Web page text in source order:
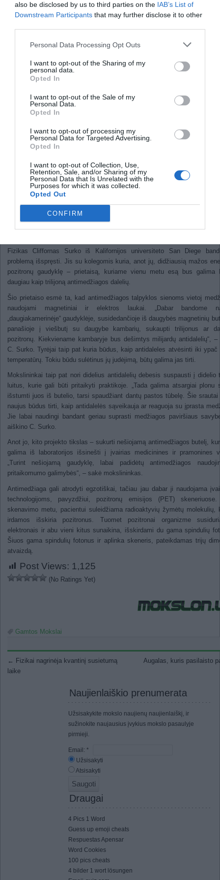
also be disclosed by us to third parties on the IAB’s List of
Downstream Participants that may further disclose it to other
Personal Data Processing Opt Outs
I want to opt-out of the Sharing of my
personal data.
Opted In
I want to opt-out of the Sale of my
Personal Data.
Opted In
I want to opt-out of processing my
Personal Data for Targeted Advertising.
Opted In
I want to opt-out of Collection, Use,
Retention, Sale, and/or Sharing of my
Personal Data that Is Unrelated with the
Purposes for which it was collected.
Opted Out
CONFIRM
žmogui skraidyti plasnojant sparnais.
Lietuva - atsilikėlė technologijose
Aptikta žvaigždė su šešiomis planetomis
Mokslininkai kuria didžiausią
antimedžiagos gaudyklę
ją pakankamai ilgai, kad būtų galima ją tyrinėti. Mat sukurti keistąją
pusseserę sudėtinga, tačiau ją išlaikyti dar sudėtingiau.
dalelė (pavyzdžiui, elektronas), kaip manoma, turi iš
susidedančią tokios pačios masės, bet priešingo krūvio antrininkę (šiuo
pozitroną), rašo LiveScience.com
Tačiau problema ta, kad kiekvieną kartą, kai antimedžiaga
įprasta medžiaga, šios dvi dalelės viena kitą sunaikina. Taigi bandant į
Fizikas Cliffornas Surko iš Kalifornijos universiteto San Diege
problemą išspręsti. Jis su kolegomis kuria, anot jų, didžiausią mažos
pozitronų gaudyklę – prietaisą, kuriame vienu metu esą bus galima
daugiau kaip trilijoną antimedžiagos dalelių.
Šio prietaiso esmė ta, kad antimedžiagos talpyklos sienoms vietoj
naudojami magnetiniai ir elektros laukai. „Dabar bandome
„daugiakamerinėje“ gaudyklėje, susidedančioje iš daugybės magnetinių
panašioje į viešbutį su daugybe kambarių, sukaupti trilijonus ar
pozitronų. Kiekviename kambaryje bus dešimtys milijardų antidalelių“, –
C. Surko. Tyrėjai taip pat kuria būdus, kaip antidaleles atvėsinti iki ypač
temperatūrų. Tokiu būdu sulėtinus jų judėjimą, būtų galima jas tirti.
Mokslininkai taip pat nori didelius antidalelių debesis suspausti į didelio
luitus, kurie gali būti pritaikyti praktikoje. „Tada galima atsargiai plonu
išstumti juos iš butelio, tarsi spaudžiant dantų pastos tūbelę. Šie srautai
naujus būdus tirti, kaip antidalelės sąveikauja ar reaguoja su įprasta
Jie labai naudingi bandant geriau suprasti medžiagos paviršiaus
aiškino C. Surko.
Anot jo, kito projekto tikslas – sukurti nešiojamą antimedžiagos butelį,
galima iš laboratorijos išsinešti į įvairias medicinines ir pramonines
„Turint nešiojamą gaudyklę, labai padidėtų antimedžiagos
pritaikomumo galimybės“, – sakė mokslininkas.
Antimedžiaga gali atrodyti egzotiškai, tačiau jau dabar ji naudojama
technologijoms, pavyzdžiui, pozitronų emisijos (PET)
skenavimo metu, pacientui suleidžiama radioaktyvių žymėtų molekulių,
irdamos išskiria pozitronus. Tuomet pozitronai organizme
elektronais ir abu vieni kitus sunaikina, išskirdami du gama spindulių
Šiuos gama spindulių fotonus ir aplinka skeneris, pateikdamas trijų
atvaizdą.
Post Views: 1,125
(No Ratings Yet)
Gamtos Mokslai
Post navigation
← Fizikai nagrinėja kvantinį susietumą
laike
Augalas, kuris pasilaisto
Naujienlaiškio prenumerata
Užsisakykite mokslo naujienų naujienlaiškį, ir
sužinokite naujausius įvykius mokslo pasaulyje
pirmieji.
Email: *
Užsisakyti
Atsisakyti
Draugai
4 Pics 1 Word
Guess up emoji cheats
Respuestas Apensar
Word Cookies
100 pics cheats
4 bilder 1 wort lösungen